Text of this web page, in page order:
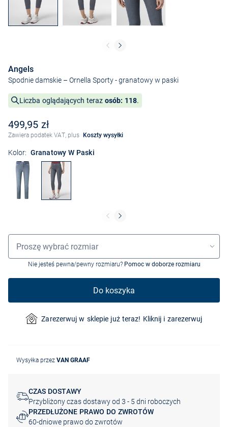
Angels
Spodnie damskie – Ornella Sporty- granatowy w paski
Liczba oglądających teraz osób: 118.
499,95 zł
Zawiera podatek VAT, plus Koszty wysyłki
Kolor: Granatowy W Paski
Wybór rozmiaru
Proszę wybrać rozmiar
Nie jesteś pewna/pewny rozmiaru? Pomoc w doborze rozmiaru
Do koszyka
Zarezerwuj w sklepie już teraz! Kliknij i zarezerwuj
Wysyłka przez VAN GRAAF
CZAS DOSTAWY
Przybliżony czas dostawy od 3 - 5 dni roboczych
PRZEDŁUŻONE PRAWO DO ZWROTÓW
60-dniowe prawo do zwrotów